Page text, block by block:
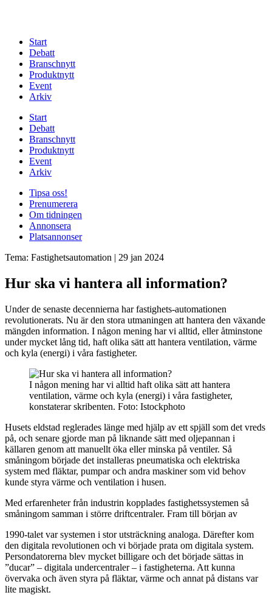
Start
Debatt
Branschnytt
Produktnytt
Event
Arkiv
Start
Debatt
Branschnytt
Produktnytt
Event
Arkiv
Tipsa oss!
Prenumerera
Om tidningen
Annonsera
Platsannonser
Tema: Fastighetsautomation | 29 jan 2024
Hur ska vi hantera all information?
Under de senaste decennierna har fastighets-automationen
revolutionerats. Nu är den stora utmaningen att hantera den växande
mängden information. I någon mening har vi alltid, eller åtminstone
under mycket lång tid, haft olika sätt att hantera ventilation, värme
och kyla (energi) i våra fastigheter.
I någon mening har vi alltid haft olika sätt att hantera
ventilation, värme och kyla (energi) i våra fastigheter,
konstaterar skribenten. Foto: Istockphoto
Husets eldstad reglerades länge med hjälp av ett spjäll som det vreds
på, och senare gjorde man på liknande sätt med oljepannan i
källaren genom att manuellt öka eller minska på ventiler. Så
småningom började det installeras pneumatiska och elektriska
system med fläktar, pumpar och andra maskiner som vid behov
kunde styra värme och ventilation i husen.
Med erfarenheter från industrin kopplades fastighetssystemen så
småningom samman i större driftcentraler. Fram till början av
1990-talet var systemen i stor utsträckning analoga. Därefter kom
den digitala revolutionen och vi började prata om digitala system.
Persondatorerna blev mycket billigare och det började sättas in
”ducar” – digitala undercentraler – i fastigheterna. Att kunna
övervaka och även styra på fläktar, värme och annat på distans var
lite magiskt.